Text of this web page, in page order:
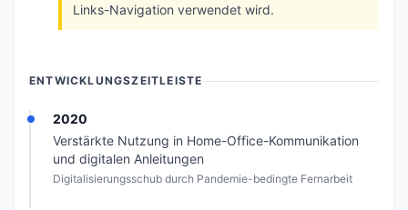
Links-Navigation verwendet wird.
ENTWICKLUNGSZEITLEISTE
2020
Verstärkte Nutzung in Home-Office-Kommunikation
und digitalen Anleitungen
Digitalisierungsschub durch Pandemie-bedingte Fernarbeit